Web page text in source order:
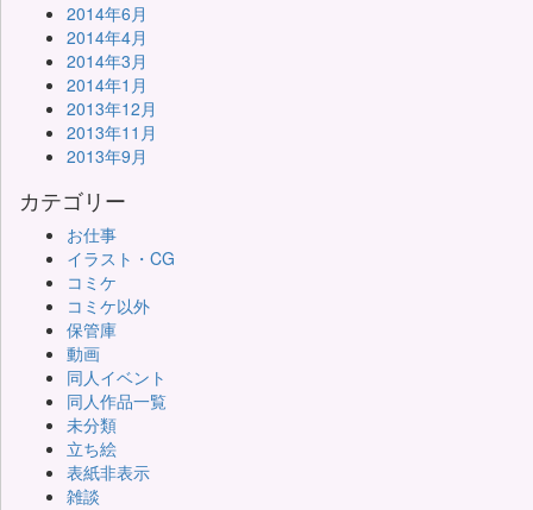
2014年6月
2014年4月
2014年3月
2014年1月
2013年12月
2013年11月
2013年9月
カテゴリー
お仕事
イラスト・CG
コミケ
コミケ以外
保管庫
動画
同人イベント
同人作品一覧
未分類
立ち絵
表紙非表示
雑談